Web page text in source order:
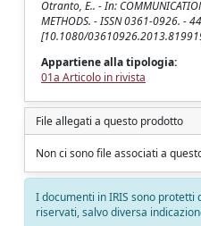
Otranto, E.. - In:
METHODS. - ISSN 0361-0926. -
[10.1080/
Appartiene alla tipologia:
01a Articolo in rivista
File allegati a questo prodotto
Non ci sono file associati a
I documenti in IRIS sono
riservati, salvo diversa